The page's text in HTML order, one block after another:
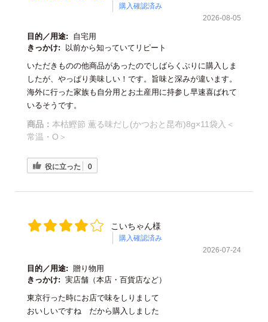
購入確認済み
2026-08-05
目的／用途:
自宅用
きっかけ:
以前から知っていてリピート
いただきものの他商品があったのでしばらくぶりに購入しま
したが、やっぱり美味しい！です。旨味と深みが違います。
海外に行った家族も自分用とお土産用に持参し早速喜ばれて
いるそうです。
商品： 本枯鰹節 薫る味だし(かつおと昆布)8g×11袋入＜
常温・O＞
役に立った 0
こいちゃん様
購入確認済み
2026-07-24
目的／用途: 贈り物用
きっかけ: 実店舗（本店・百貨店など）
東京行った時にお店で味をしりまして
おいしいですね だから購入しました